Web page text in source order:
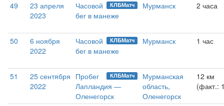
49
23 апреля
2023
КЛБМатч
Часовой
бег в манеже
Мурманск 2 часа
50
6 ноября
2022
КЛБМатч
Часовой
бег в манеже
Мурманск 1 час
51
25 сентября
2022
КЛБМатч
Пробег
Лапландия —
Оленегорск
Мурманская
область,
Оленегорск
12 км
(факт.: